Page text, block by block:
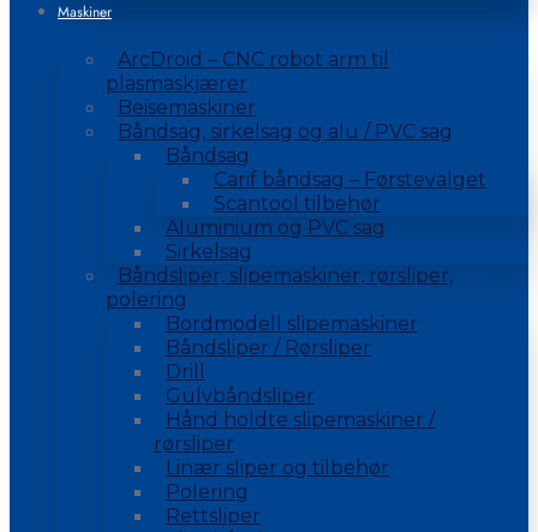
Maskiner
ArcDroid – CNC robot arm til
plasmaskjærer
Beisemaskiner
Båndsag, sirkelsag og alu / PVC sag
Båndsag
Carif båndsag – Førstevalget
Scantool tilbehør
Aluminium og PVC sag
Sirkelsag
Båndsliper, slipemaskiner, rørsliper,
polering
Bordmodell slipemaskiner
Båndsliper / Rørsliper
Drill
Gulvbåndsliper
Hånd holdte slipemaskiner /
rørsliper
Linær sliper og tilbehør
Polering
Rettsliper